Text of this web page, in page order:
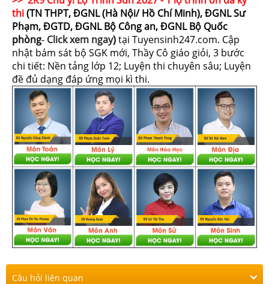
thi(TN THPT, ĐGNL (Hà Nội/ Hồ Chí Minh), ĐGNL Sư
Phạm, ĐGTD, ĐGNL Bộ Công an, ĐGNL Bộ Quốc
phòng- Click xem ngay)tại Tuyensinh247.com. Cập
nhật bám sát bộ SGK mới, Thầy Cô giáo giỏi, 3 bước
chi tiết: Nền tảng lớp 12; Luyện thi chuyên sâu; Luyện
đề đủ dạng đáp ứng mọi kì thi.
Câu hỏi liên quan